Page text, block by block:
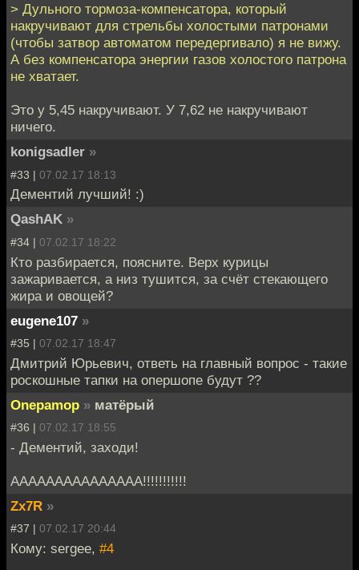
> Дульного тормоза-компенсатора, который
накручивают для стрельбы холостыми патронами
(чтобы затвор автоматом передергивало) я не вижу.
А без компенсатора энергии газов холостого патрона
не хватает.
Это у 5,45 накручивают. У 7,62 не накручивают
ничего.
konigsadler »
#33 | 07.02.17 18:13
Дементий лучший! :)
QashAK »
#34 | 07.02.17 18:22
Кто разбирается, поясните. Верх курицы
зажаривается, а низ тушится, за счёт стекающего
жира и овощей?
eugene107 »
#35 | 07.02.17 18:47
Дмитрий Юрьевич, ответь на главный вопрос - такие
роскошные тапки на опершопе будут ??
Onepamop » матёрый
#36 | 07.02.17 18:55
- Дементий, заходи!
ААААААААААААААА!!!!!!!!!!!
Zx7R »
#37 | 07.02.17 20:44
Кому: sergee, #4